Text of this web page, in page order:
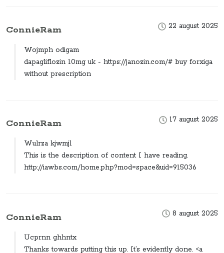
22 august 2025
ConnieRam
Wojmph odigam
dapagliflozin 10mg uk - https://janozin.com/# buy forxiga
without prescription
17 august 2025
ConnieRam
Wulrza kjwmjl
This is the description of content I have reading.
http://iawbs.com/home.php?mod=space&uid=915036
8 august 2025
ConnieRam
Ucprnn ghhntx
Thanks towards putting this up. It’s evidently done. <a